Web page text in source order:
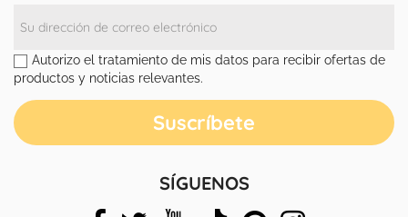
Autorizo el tratamiento de mis datos para recibir ofertas de
productos y noticias relevantes.
SÍGUENOS